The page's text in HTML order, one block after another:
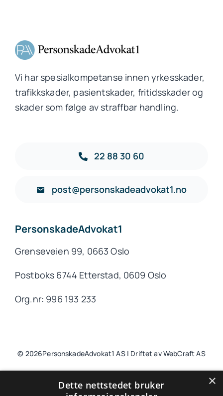
Vi har spesialkompetanse innen yrkesskader,
trafikkskader, pasientskader, fritidsskader og
skader som følge av straffbar handling.
22 88 30 60
post@personskadeadvokat1.no
PersonskadeAdvokat1
Grenseveien 99, 0663 Oslo
Postboks 6744 Etterstad, 0609 Oslo
Org.nr: 996 193 233
© 2026PersonskadeAdvokat1 AS | Driftet av WebCraft AS
×
Dette nettstedet bruker